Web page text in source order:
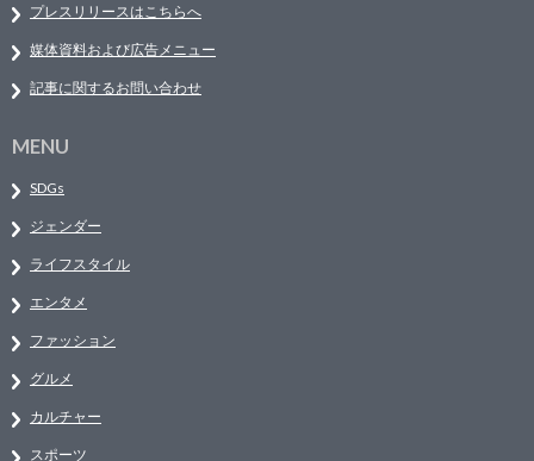
プレスリリースはこちらへ
媒体資料および広告メニュー
記事に関するお問い合わせ
MENU
SDGs
ジェンダー
ライフスタイル
エンタメ
ファッション
グルメ
カルチャー
スポーツ